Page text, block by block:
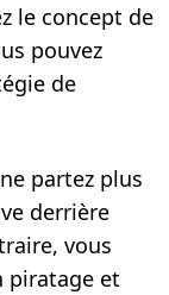
le concept de
pouvez
de
partez plus
derrière
vous
piratage et